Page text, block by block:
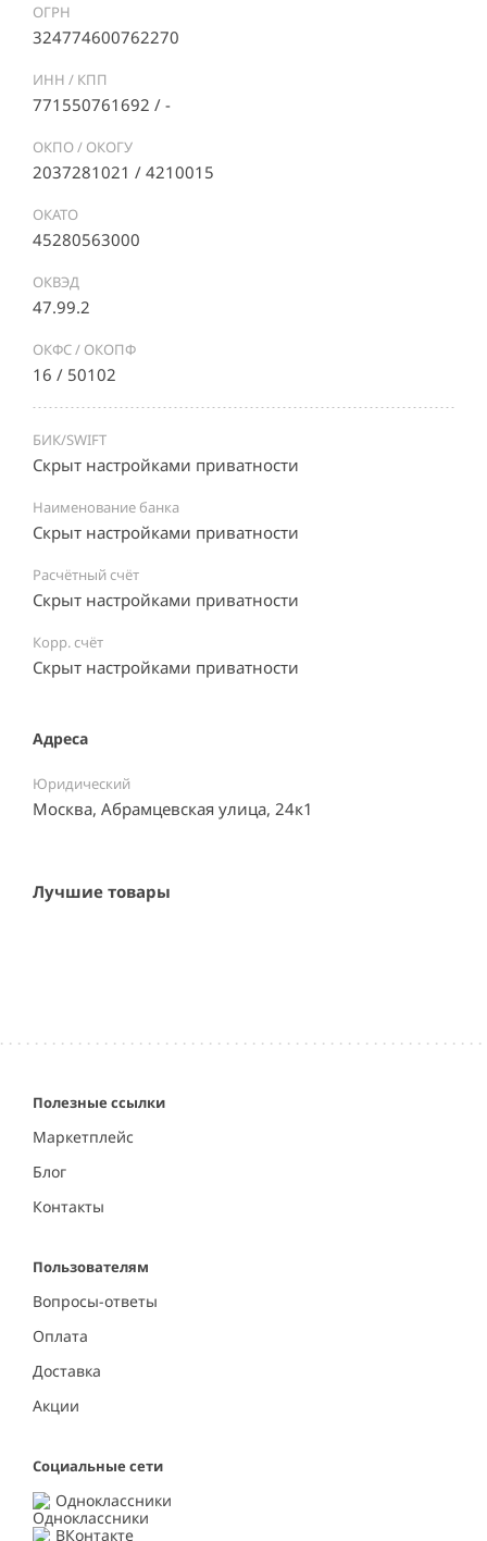
ОГРН
324774600762270
ИНН / КПП
771550761692 / -
ОКПО / ОКОГУ
2037281021 / 4210015
ОКАТО
45280563000
ОКВЭД
47.99.2
ОКФС / ОКОПФ
16 / 50102
БИК/SWIFT
Скрыт настройками приватности
Наименование банка
Скрыт настройками приватности
Расчётный счёт
Скрыт настройками приватности
Корр. счёт
Скрыт настройками приватности
Адреса
Юридический
Москва, Абрамцевская улица, 24к1
Лучшие товары
Полезные ссылки
Маркетплейс
Блог
Контакты
Пользователям
Вопросы-ответы
Оплата
Доставка
Акции
Социальные сети
Одноклассники
ВКонтакте